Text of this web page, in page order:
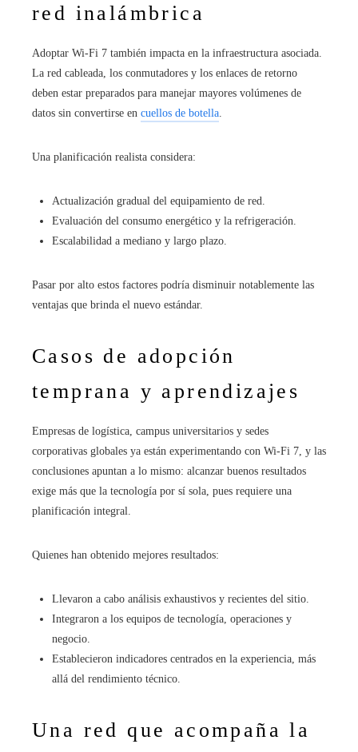
red inalámbrica
Adoptar Wi‑Fi 7 también impacta en la infraestructura asociada.
La red cableada, los conmutadores y los enlaces de retorno
deben estar preparados para manejar mayores volúmenes de
datos sin convertirse en cuellos de botella
Una planificación realista considera:
Actualización gradual del equipamiento de red.
Evaluación del consumo energético y la refrigeración.
Escalabilidad a mediano y largo plazo.
Pasar por alto estos factores podría disminuir notablemente las
ventajas que brinda el nuevo estándar.
Casos de adopción
temprana y aprendizajes
Empresas de logística, campus universitarios y sedes
corporativas globales ya están experimentando con Wi‑Fi 7, y las
conclusiones apuntan a lo mismo: alcanzar buenos resultados
exige más que la tecnología por sí sola, pues requiere una
planificación integral.
Quienes han obtenido mejores resultados:
Llevaron a cabo análisis exhaustivos y recientes del sitio.
Integraron a los equipos de tecnología, operaciones y
negocio.
Establecieron indicadores centrados en la experiencia, más
allá del rendimiento técnico.
Una red que acompaña la